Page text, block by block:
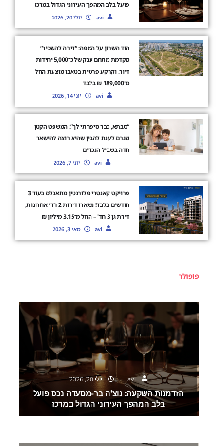
פועל בלב המהפך העירוני הגדול במרכז
יולי 20, 2026
הוד השרון על המפה: “דירה להשכיר”
מקדמת מתחם ענק של כ־5,000 יחידות
דיור, וקרקע פרטית בטאבו מוצעת החל
יוני 14, 2026
“סבתא, כבר סיפרתי לך”: המשפט הקטן
שגרם לענת להבין שהיא רוצה להישאר
חדה בשביל הנכדים
יוני 7, 2026
פרויקט קאנטרי פלורנטין מתאכלס בעוד 3
חודשים בלבד! נשארו דירות 2 חד׳ אחרונות,
דירת גן 3 חד' – החל מ־3.15 מיליון ₪
מאי 3, 2026
פופולר
השקעות
avi יולי 20, 2026
הזדמנות השקעה: נוצ’ה בר-מסעדה נכס פועל
בלב המהפך העירוני הגדול במרכז